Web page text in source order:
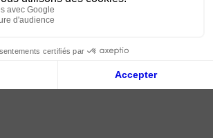
© Tessella, Tous droits réservés